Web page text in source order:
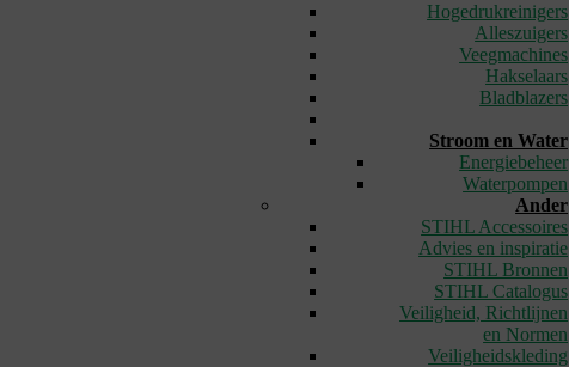
Hogedrukreinigers
Alleszuigers
Veegmachines
Hakselaars
Bladblazers
Stroom en Water
Energiebeheer
Waterpompen
Ander
STIHL Accessoires
Advies en inspiratie
STIHL Bronnen
STIHL Catalogus
Veiligheid, Richtlijnen
en Normen
Veiligheidskleding